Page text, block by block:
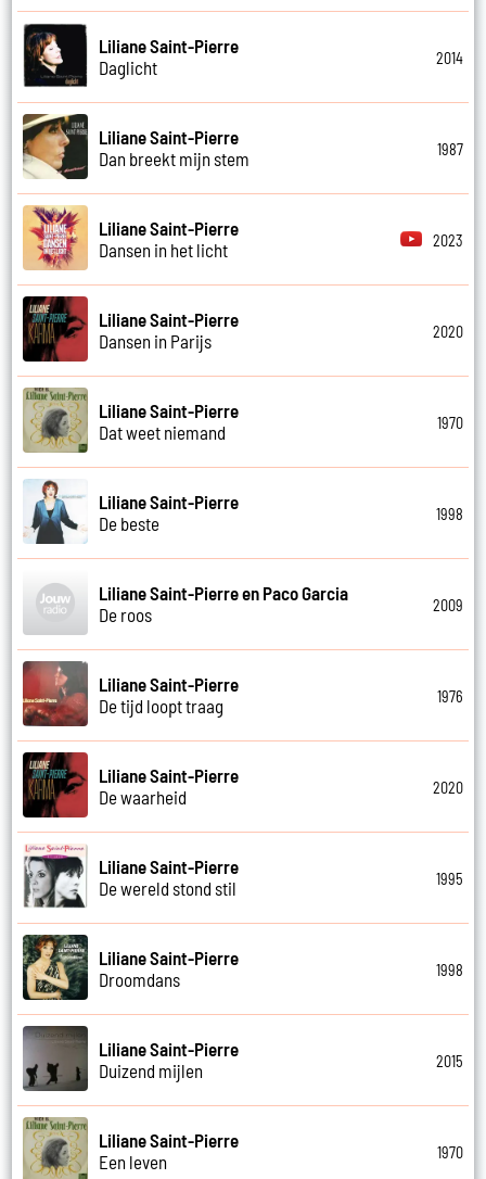
Liliane Saint-Pierre
Daglicht
2014
Liliane Saint-Pierre
Dan breekt mijn stem
1987
Liliane Saint-Pierre
Dansen in het licht
2023
Liliane Saint-Pierre
Dansen in Parijs
2020
Liliane Saint-Pierre
Dat weet niemand
1970
Liliane Saint-Pierre
De beste
1998
Liliane Saint-Pierre en Paco Garcia
De roos
2009
Liliane Saint-Pierre
De tijd loopt traag
1976
Liliane Saint-Pierre
De waarheid
2020
Liliane Saint-Pierre
De wereld stond stil
1995
Liliane Saint-Pierre
Droomdans
1998
Liliane Saint-Pierre
Duizend mijlen
2015
Liliane Saint-Pierre
Een leven
1970